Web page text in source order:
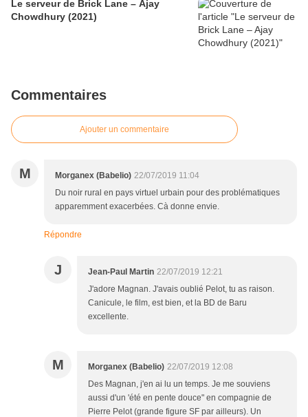
Le serveur de Brick Lane – Ajay
Chowdhury (2021)
Commentaires
Ajouter un commentaire
M Morganex (Babelio) 22/07/2019 11:04
Du noir rural en pays virtuel urbain pour des problématiques
apparemment exacerbées. Cà donne envie.
Répondre
J Jean-Paul Martin 22/07/2019 12:21
J'adore Magnan. J'avais oublié Pelot, tu as raison.
Canicule, le film, est bien, et la BD de Baru
excellente.
M Morganex (Babelio) 22/07/2019 12:08
Des Magnan, j'en ai lu un temps. Je me souviens
aussi d'un 'été en pente douce" en compagnie de
Pierre Pelot (grande figure SF par ailleurs). Un